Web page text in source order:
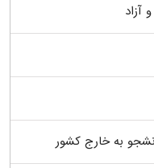
آزاد
به خارج کشور